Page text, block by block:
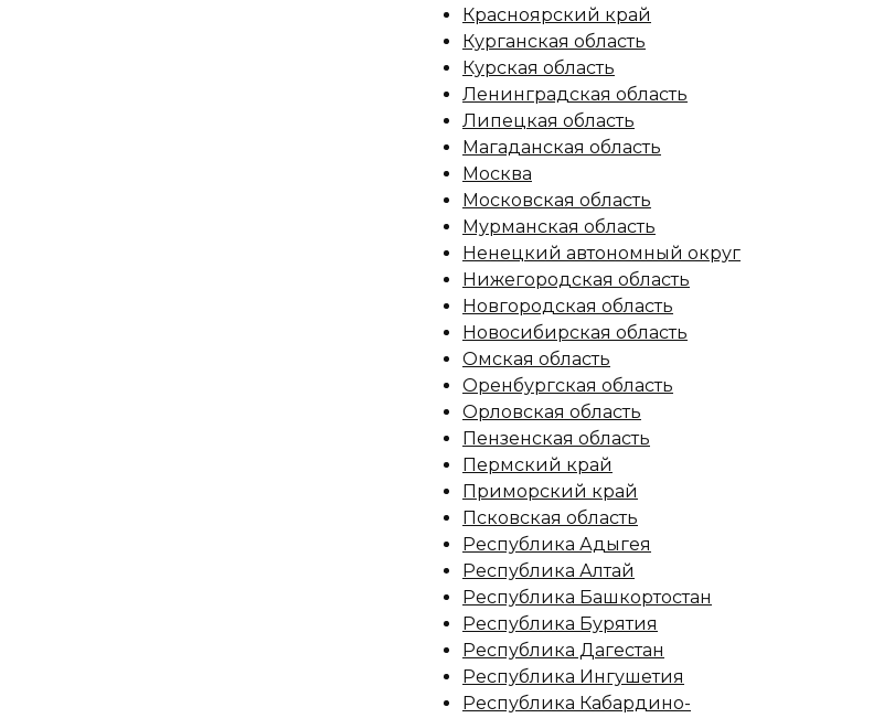
Красноярский край
Курганская область
Курская область
Ленинградская область
Липецкая область
Магаданская область
Москва
Московская область
Мурманская область
Ненецкий автономный округ
Нижегородская область
Новгородская область
Новосибирская область
Омская область
Оренбургская область
Орловская область
Пензенская область
Пермский край
Приморский край
Псковская область
Республика Адыгея
Республика Алтай
Республика Башкортостан
Республика Бурятия
Республика Дагестан
Республика Ингушетия
Республика Кабардино-